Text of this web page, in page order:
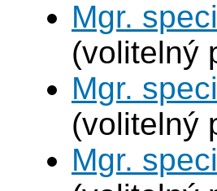
Mgr.
(volitelný
Mgr.
(volitelný
Mgr.